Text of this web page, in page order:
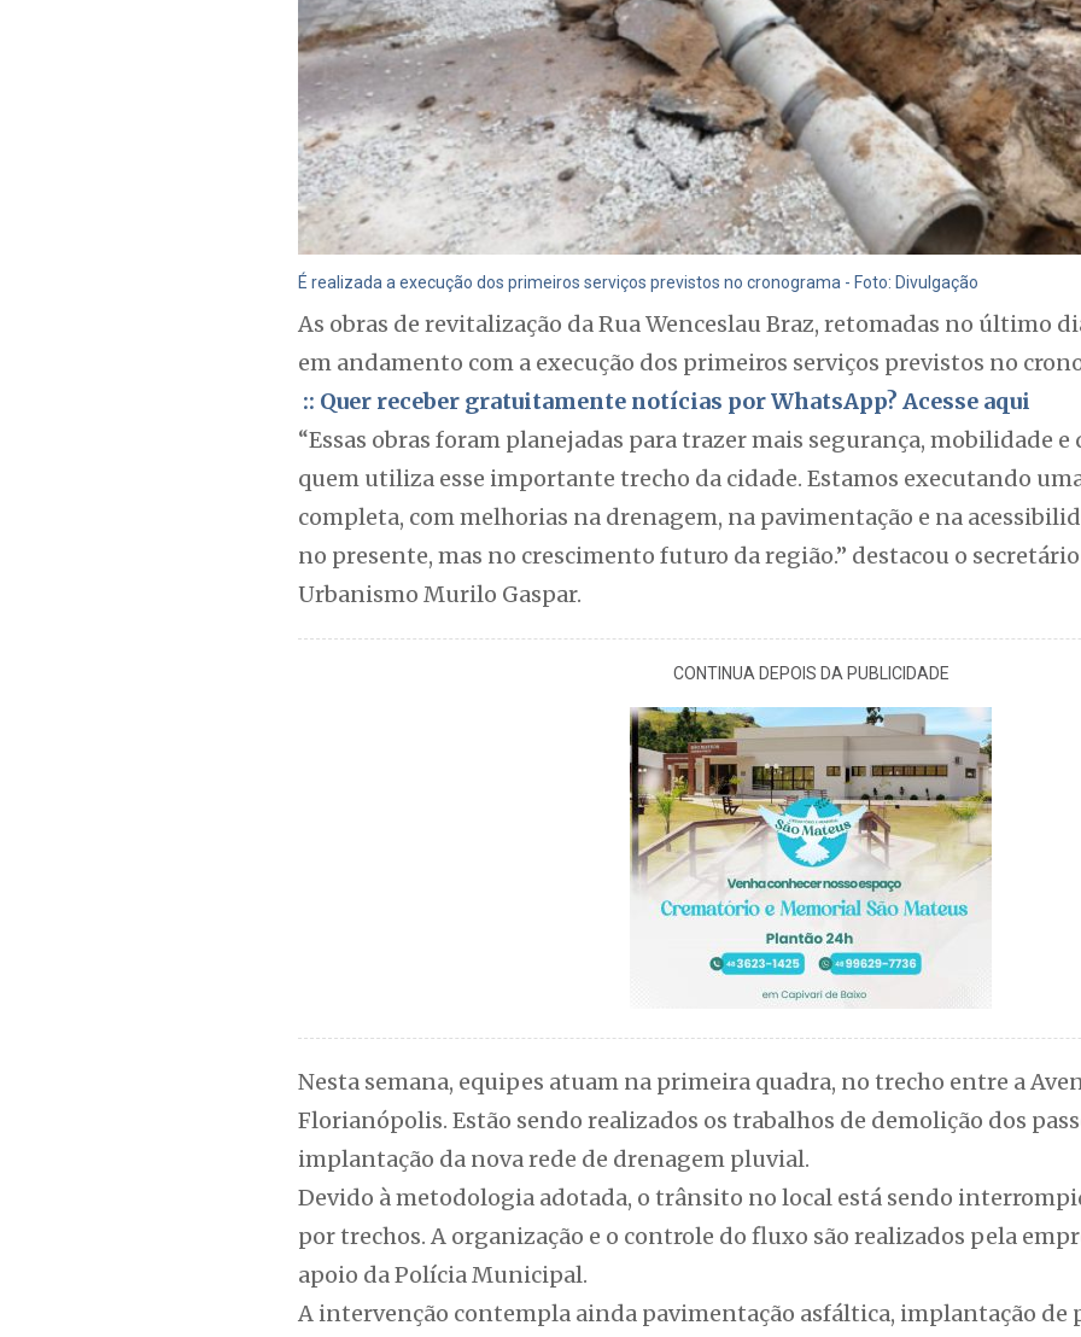
É realizada a execução dos primeiros serviços previstos no cronograma - Foto: Divulgação
As obras de revitalização da Rua Wenceslau Braz, retomadas no último
em andamento com a execução dos primeiros serviços previstos no
:: Quer receber gratuitamente notícias por WhatsApp? Acesse aqui
“Essas obras foram planejadas para trazer mais segurança, mobilidade
quem utiliza esse importante trecho da cidade. Estamos executando
completa, com melhorias na drenagem, na pavimentação e na
no presente, mas no crescimento futuro da região.” destacou o
Urbanismo Murilo Gaspar.
CONTINUA DEPOIS DA PUBLICIDADE
Nesta semana, equipes atuam na primeira quadra, no trecho entre a
Florianópolis. Estão sendo realizados os trabalhos de demolição dos
implantação da nova rede de drenagem pluvial.
Devido à metodologia adotada, o trânsito no local está sendo
por trechos. A organização e o controle do fluxo são realizados pela
apoio da Polícia Municipal.
A intervenção contempla ainda pavimentação asfáltica, implantação de